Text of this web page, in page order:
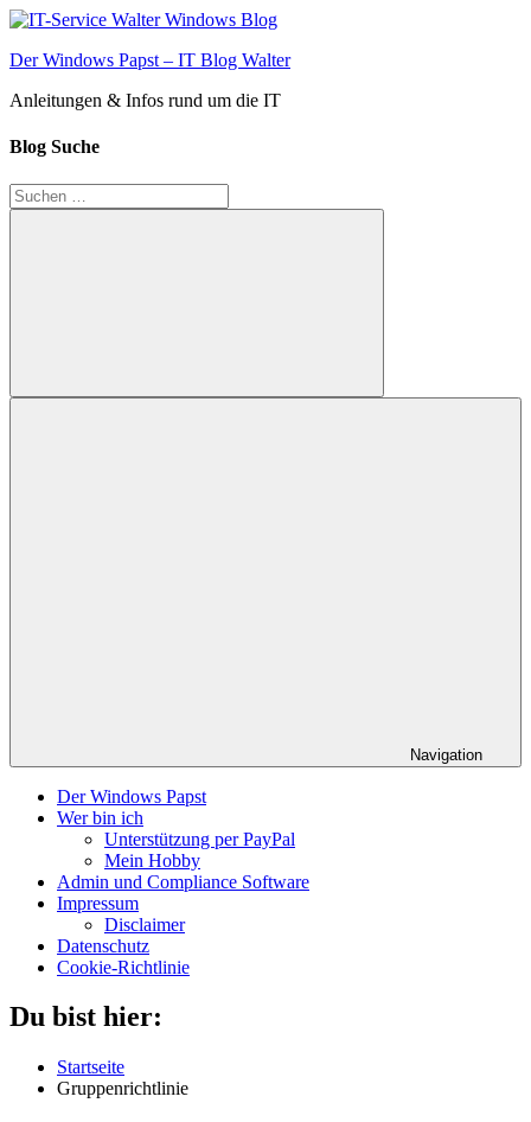
Zum
springen
Der Windows Papst – IT Blog Walter
Anleitungen & Infos rund um die IT
Blog Suche
Suchen
nach:
Suchen
Navigation
Der Windows Papst
Wer bin ich
Unterstützung per PayPal
Mein Hobby
Admin und Compliance Software
Impressum
Disclaimer
Datenschutz
Cookie-Richtlinie
Du bist hier:
Startseite
Gruppenrichtlinie